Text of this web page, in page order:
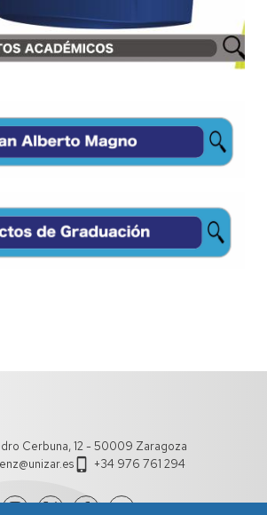
Cerbuna, 12 - 50009 Zaragoza
+34 976 761 294